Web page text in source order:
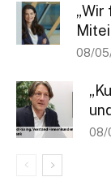
„Wir
08/
08/